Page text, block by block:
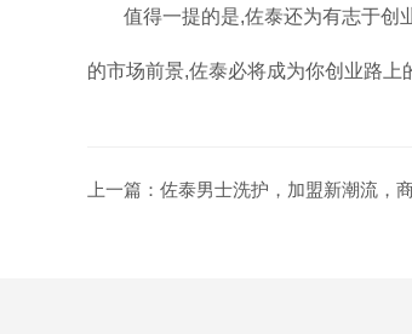
值得一提的是,佐泰还为有志于创
的市场前景,佐泰必将成为你创业路
上一篇： 佐泰男士洗护，加盟新潮流，